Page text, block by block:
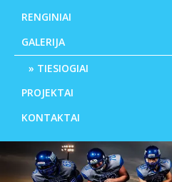
RENGINIAI
GALERIJA
TIESIOGIAI
PROJEKTAI
KONTAKTAI